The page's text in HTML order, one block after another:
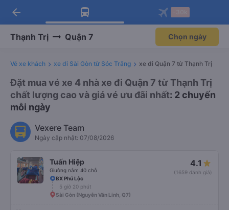
Tải app Vexere ngay!
Nhận ưu đãi thành viên độc
Mở app
Tải app Vexere
-30k/ghế khi đặt vé máy bay qua
Mở app
arrow_back
Thạnh Trị Quận 7 Chọn ngày
Vé xe khách xe đi Sài Gòn từ Sóc Trăng xe đi Quận 7 từ Thạnh Trị
Đặt mua vé xe 4 nhà xe đi Quận 7 từ Thạnh Trị
chất lượng cao và giá vé ưu đãi nhất: 2 chuyến
mỗi ngày
Vexere Team
Ngày cập nhật: 07/08/2026
Tuấn Hiệp
Giường nằm 40 chỗ
4.1
(1659 đánh giá)
BX Phú Lộc
5 giờ 20 phút
Sài Gòn (Nguyễn Văn Linh, Q7)